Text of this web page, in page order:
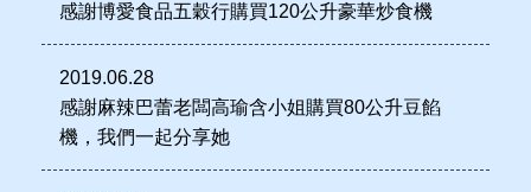
感謝博愛食品五穀行購買120公升豪華炒食機
2019.06.28
感謝麻辣巴蕾老闆高瑜含小姐購買80公升豆餡
機，我們一起分享她